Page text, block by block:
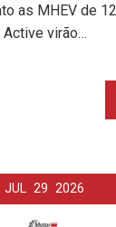
as MHEV de
virão…
JUL 29 2026